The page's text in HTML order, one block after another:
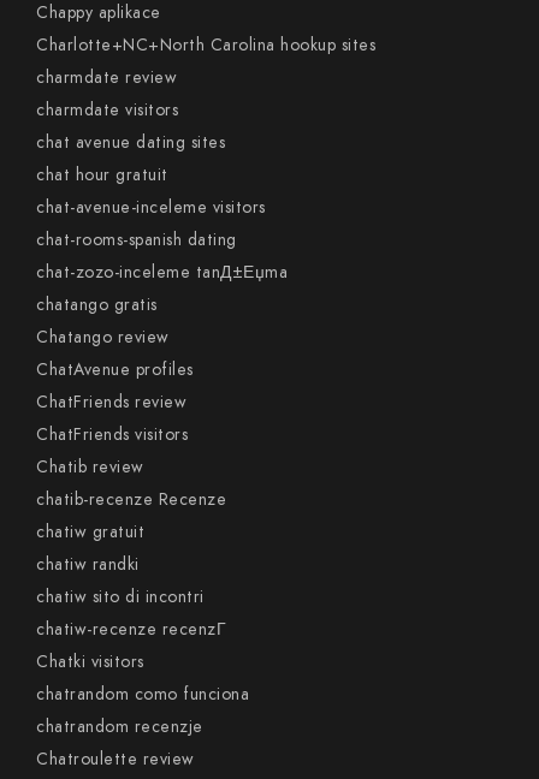
Chappy aplikace
Charlotte+NC+North Carolina hookup sites
charmdate review
charmdate visitors
chat avenue dating sites
chat hour gratuit
chat-avenue-inceleme visitors
chat-rooms-spanish dating
chat-zozo-inceleme tanД±Еџma
chatango gratis
Chatango review
ChatAvenue profiles
ChatFriends review
ChatFriends visitors
Chatib review
chatib-recenze Recenze
chatiw gratuit
chatiw randki
chatiw sito di incontri
chatiw-recenze recenzГ­
Chatki visitors
chatrandom como funciona
chatrandom recenzje
Chatroulette review